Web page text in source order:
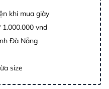
khi mua giày
vnd
Đà Nẵng
size